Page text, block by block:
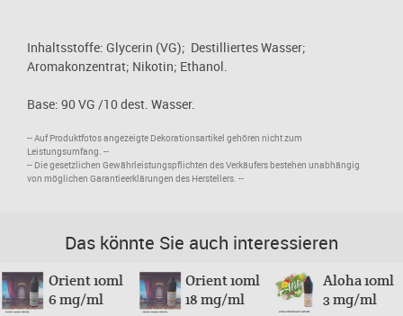
Inhaltsstoffe: Glycerin (VG); Destilliertes Wasser;
Aromakonzentrat; Nikotin; Ethanol.
Base: 90 VG /10 dest. Wasser.
-- Auf Produktfotos angezeigte Dekorationsartikel gehören nicht zum
Leistungsumfang. --
-- Die gesetzlichen Gewährleistungspflichten des Verkäufers bestehen unabhängig
von möglichen Garantieerklärungen des Herstellers. --
Das könnte Sie auch interessieren
Orient 10ml
6 mg/ml
Orient 10ml
18 mg/ml
Aloha 10ml
3 mg/ml